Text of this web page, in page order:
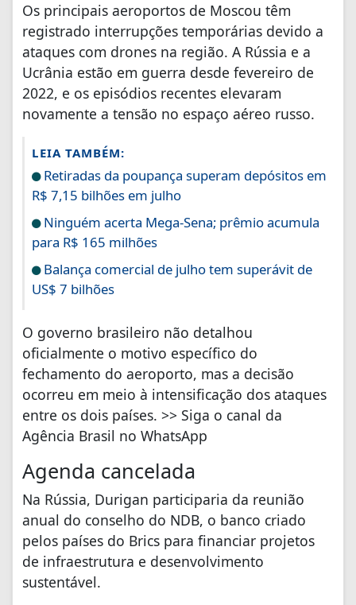
Os principais aeroportos de Moscou têm
registrado interrupções temporárias devido a
ataques com drones na região. A Rússia e a
Ucrânia estão em guerra desde fevereiro de
2022, e os episódios recentes elevaram
novamente a tensão no espaço aéreo russo.
LEIA TAMBÉM:
Retiradas da poupança superam depósitos em
R$ 7,15 bilhões em julho
Ninguém acerta Mega-Sena; prêmio acumula
para R$ 165 milhões
Balança comercial de julho tem superávit de
US$ 7 bilhões
O governo brasileiro não detalhou
oficialmente o motivo específico do
fechamento do aeroporto, mas a decisão
ocorreu em meio à intensificação dos ataques
entre os dois países. >> Siga o canal da
Agência Brasil no WhatsApp
Agenda cancelada
Na Rússia, Durigan participaria da reunião
anual do conselho do NDB, o banco criado
pelos países do Brics para financiar projetos
de infraestrutura e desenvolvimento
sustentável.